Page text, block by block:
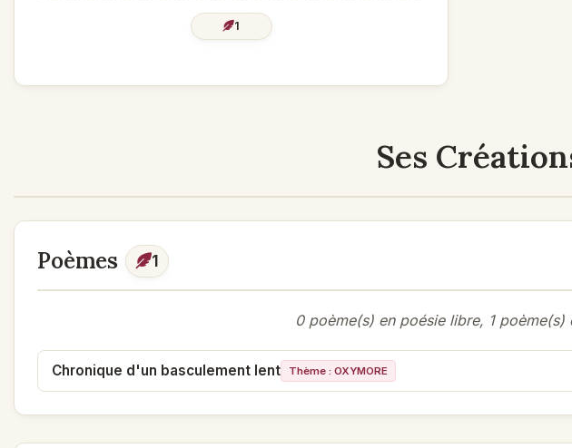
1
Ses
Poèmes 1
0 poème(s) en poésie libre, 1
Chronique d'un basculement lent Thème : OXYMORE